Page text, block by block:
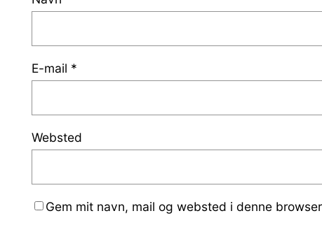
E-mail *
Websted
Gem mit navn, mail og websted i denne